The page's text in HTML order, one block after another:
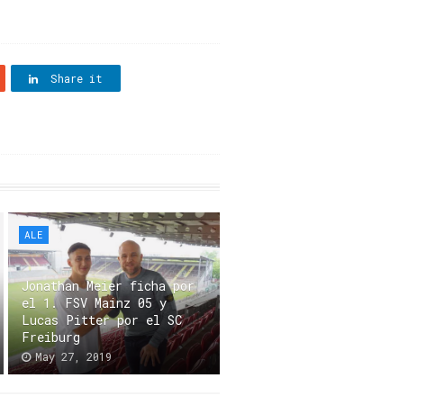
Share it
ALE
Jonathan Meier ficha por
el 1. FSV Mainz 05 y
Lucas Pitter por el SC
Freiburg
May 27, 2019